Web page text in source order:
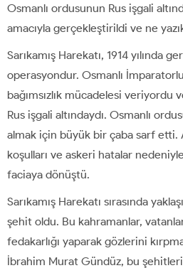
Osmanlı ordusunun Rus işgali
amacıyla gerçekleştirildi ve ne
Sarıkamış Harekatı, 1914 yılında
operasyondur. Osmanlı
bağımsızlık mücadelesi veriyordu
Rus işgali altındaydı. Osmanlı
almak için büyük bir çaba sarf etti.
koşulları ve askeri hatalar
faciaya dönüştü.
Sarıkamış Harekatı sırasında
şehit oldu. Bu kahramanlar,
fedakarlığı yaparak gözlerini
İbrahim Murat Gündüz, bu